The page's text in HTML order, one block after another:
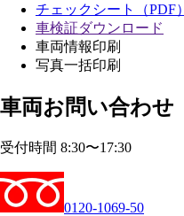
チェックシート（PDF）
車検証ダウンロード
車両情報印刷
写真一括印刷
車両お問い合わせ
受付時間 8:30〜17:30
0120-1069-50